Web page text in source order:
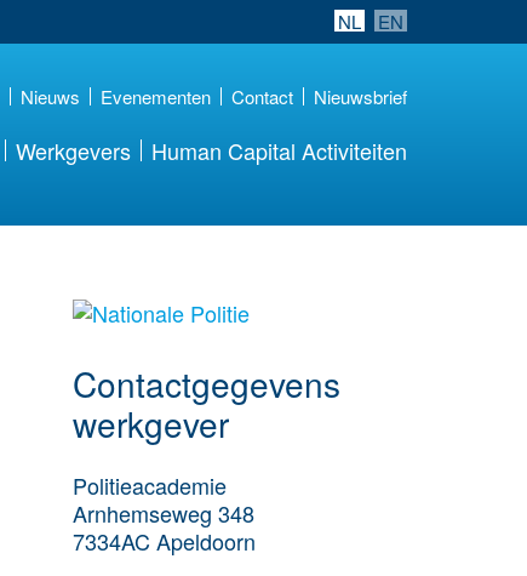
NL EN
Nieuws Evenementen Contact Nieuwsbrief
Werkgevers Human Capital Activiteiten
Meer werkgever
Contactgegevens
werkgever
Politieacademie
Arnhemseweg 348
7334AC Apeldoorn